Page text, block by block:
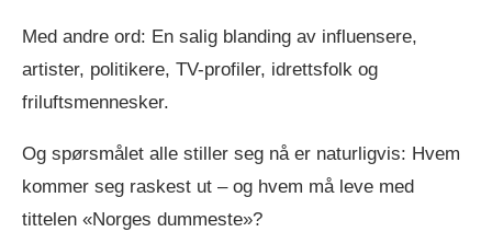
Med andre ord: En salig blanding av influensere,
artister, politikere, TV-profiler, idrettsfolk og
friluftsmennesker.
Og spørsmålet alle stiller seg nå er naturligvis: Hvem
kommer seg raskest ut – og hvem må leve med
tittelen «Norges dummeste»?